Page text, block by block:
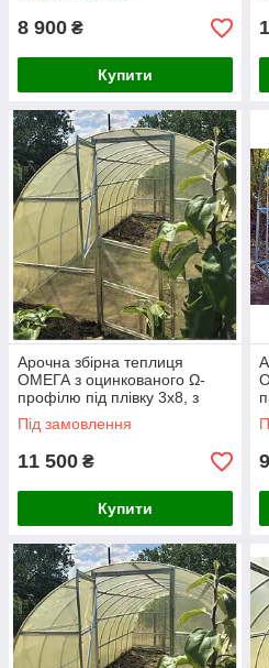
8 900 ₴
Купити
Арочна збірна теплиця
ОМЕГА з оцинкованого Ω-
профілю під плівку 3х8, з
плівкою 150 мкм
Під замовлення
11 500 ₴
Купити